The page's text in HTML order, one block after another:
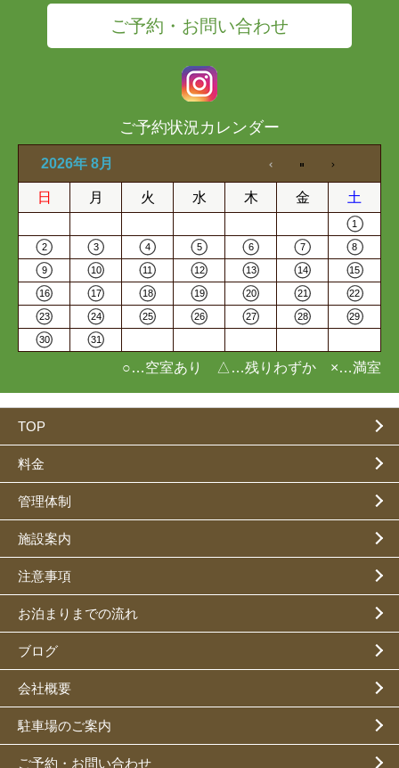
ご予約・お問い合わせ
ご予約状況カレンダー
2026年 8月
日 月 火 水 木 金 土
1
2 3 4 5 6 7 8
9 10 11 12 13 14 15
16 17 18 19 20 21 22
23 24 25 26 27 28 29
30 31
○…空室あり △…残りわずか ×…満室
TOP
料金
管理体制
施設案内
注意事項
お泊まりまでの流れ
ブログ
会社概要
駐車場のご案内
ご予約・お問い合わせ